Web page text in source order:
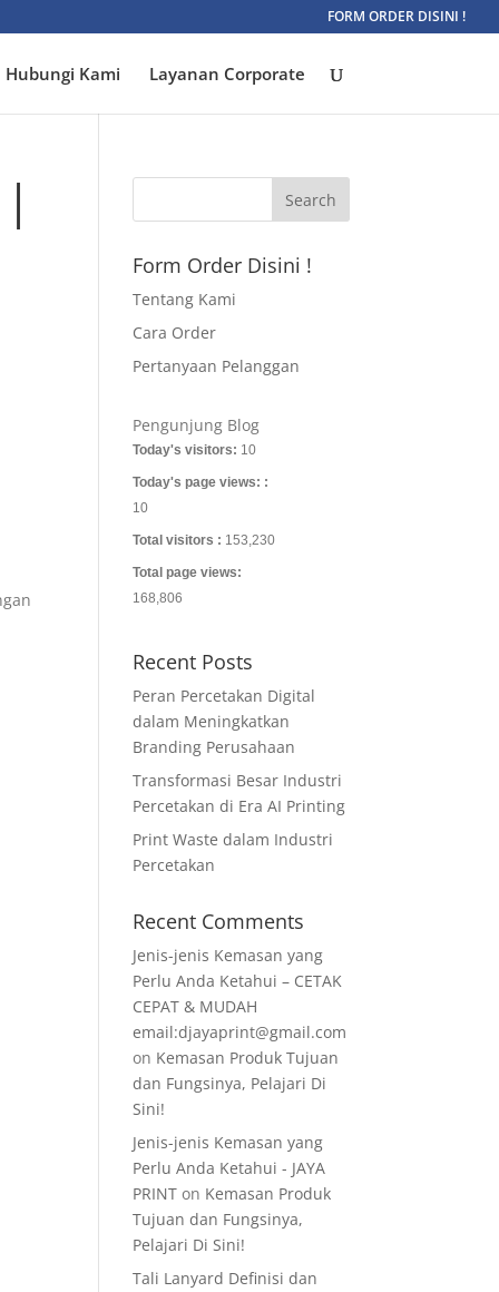
FORM ORDER DISINI !
Hubungi Kami Layanan Corporate
Form Order Disini !
Tentang Kami
Cara Order
Pertanyaan Pelanggan
Pengunjung Blog
Today's visitors: 10
Today's page views: :
10
Total visitors : 153,230
Total page views:
168,806
Recent Posts
Peran Percetakan Digital
dalam Meningkatkan
Branding Perusahaan
Transformasi Besar Industri
Percetakan di Era AI Printing
Print Waste dalam Industri
Percetakan
Recent Comments
Jenis-jenis Kemasan yang
Perlu Anda Ketahui – CETAK
CEPAT & MUDAH
email:djayaprint@gmail.com
on Kemasan Produk Tujuan
dan Fungsinya, Pelajari Di
Sini!
Jenis-jenis Kemasan yang
Perlu Anda Ketahui - JAYA
PRINT on Kemasan Produk
Tujuan dan Fungsinya,
Pelajari Di Sini!
Tali Lanyard Definisi dan